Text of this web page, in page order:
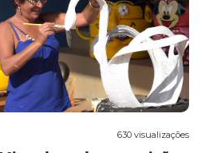
630 visualizações